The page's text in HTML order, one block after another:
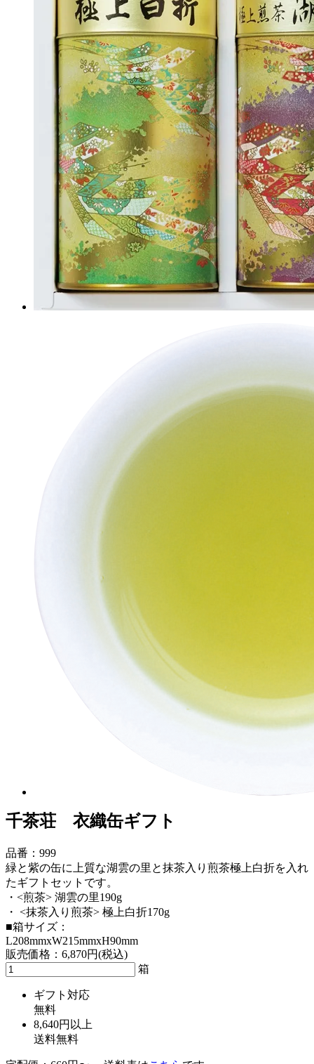
千茶荘 衣織缶ギフト
品番：999
緑と紫の缶に上質な湖雲の里と抹茶入り煎茶極上白折を入れ
たギフトセットです。
・<煎茶> 湖雲の里190g
・ <抹茶入り煎茶> 極上白折170g
■箱サイズ：
L208mmxW215mmxH90mm
販売価格： 6,870円(税込)
箱
ギフト対応
無料
8,640円以上
送料無料